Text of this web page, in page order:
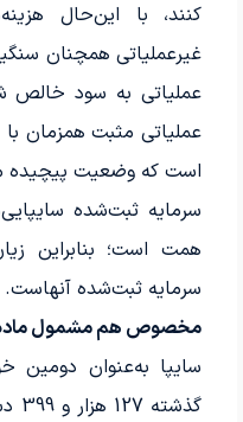
کنند، با این‌حال
غیرعملیاتی همچنان
عملیاتی به سود خالص
عملیاتی مثبت همزمان
است که وضعیت پیچیده
همت است؛ بنابراین
سرمایه ثبت‌شده
مخصوص هم مشمول ماده‌۱۴۱ قانون تجارت